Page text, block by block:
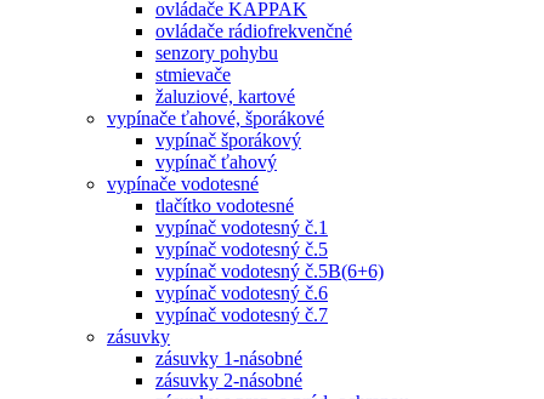
ovládače KAPPAK
ovládače rádiofrekvenčné
senzory pohybu
stmievače
žaluziové, kartové
vypínače ťahové, šporákové
vypínač šporákový
vypínač ťahový
vypínače vodotesné
tlačítko vodotesné
vypínač vodotesný č.1
vypínač vodotesný č.5
vypínač vodotesný č.5B(6+6)
vypínač vodotesný č.6
vypínač vodotesný č.7
zásuvky
zásuvky 1-násobné
zásuvky 2-násobné